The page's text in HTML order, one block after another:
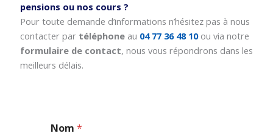
pensions ou nos cours ?
Pour toute demande d’informations n’hésitez pas à nous
contacter par téléphoneau 04 77 36 48 10 ou via notre
formulaire de contact, nous vous répondrons dans les
meilleurs délais.
Nom*